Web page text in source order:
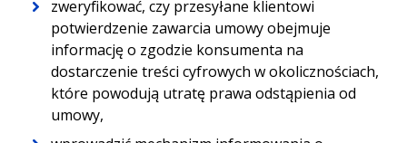
zweryfikować, czy przesyłane klientowi
potwierdzenie zawarcia umowy obejmuje
informację o zgodzie konsumenta na
dostarczenie treści cyfrowych w okolicznościach,
które powodują utratę prawa odstąpienia od
umowy,